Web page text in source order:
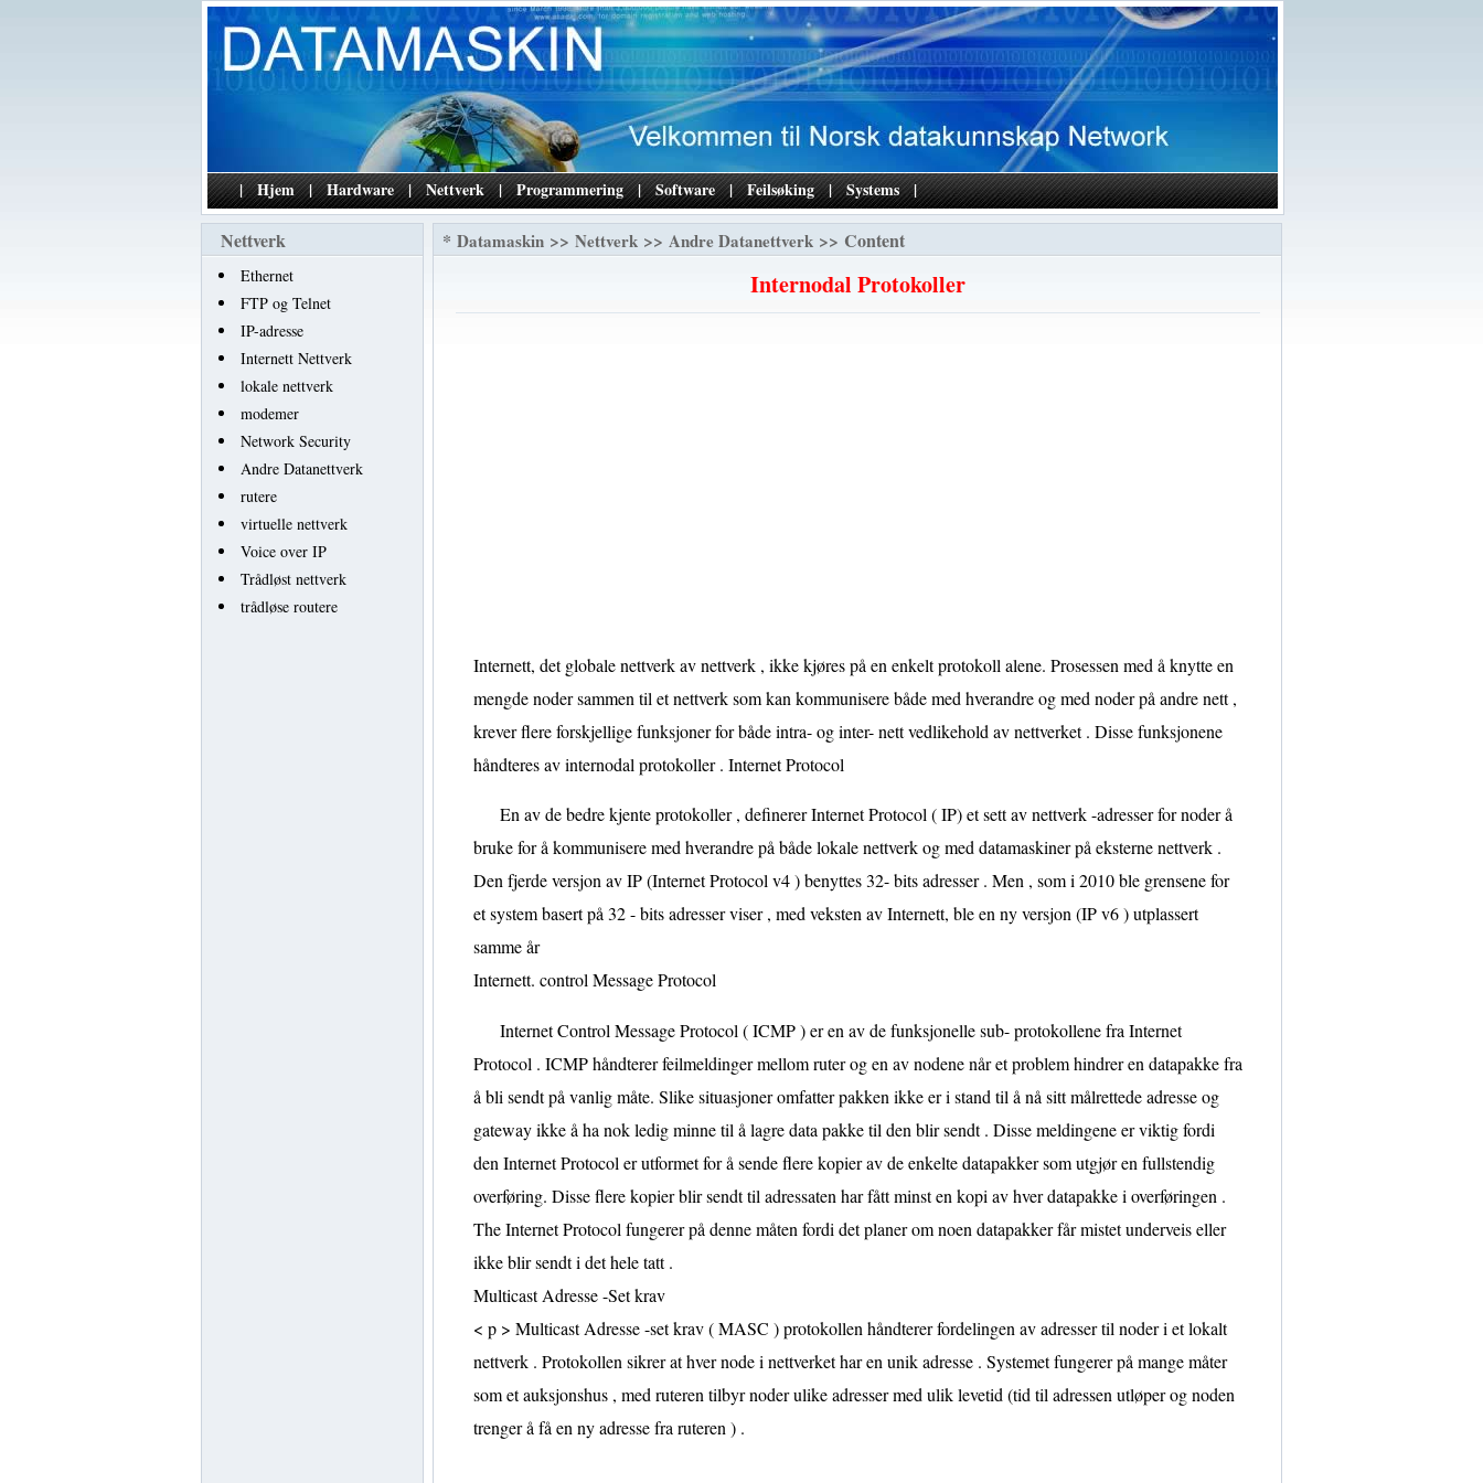
| Hjem | Hardware | Nettverk | Programmering | Software | Feilsøking | Systems |
Nettverk
Ethernet
FTP og Telnet
IP-adresse
Internett Nettverk
lokale nettverk
modemer
Network Security
Andre Datanettverk
rutere
virtuelle nettverk
Voice over IP
Trådløst nettverk
trådløse routere
* Datamaskin >> Nettverk >> Andre Datanettverk >> Content
Internodal Protokoller
Internett, det globale nettverk av nettverk , ikke kjøres på en enkelt protokoll alene. Prosessen med å knytte en
mengde noder sammen til et nettverk som kan kommunisere både med hverandre og med noder på andre nett ,
krever flere forskjellige funksjoner for både intra- og inter- nett vedlikehold av nettverket . Disse funksjonene
håndteres av internodal protokoller . Internet Protocol
En av de bedre kjente protokoller , definerer Internet Protocol ( IP) et sett av nettverk -adresser for noder å
bruke for å kommunisere med hverandre på både lokale nettverk og med datamaskiner på eksterne nettverk .
Den fjerde versjon av IP (Internet Protocol v4 ) benyttes 32- bits adresser . Men , som i 2010 ble grensene for
et system basert på 32 - bits adresser viser , med veksten av Internett, ble en ny versjon (IP v6 ) utplassert
samme år
Internett. control Message Protocol
Internet Control Message Protocol ( ICMP ) er en av de funksjonelle sub- protokollene fra Internet
Protocol . ICMP håndterer feilmeldinger mellom ruter og en av nodene når et problem hindrer en datapakke fra
å bli sendt på vanlig måte. Slike situasjoner omfatter pakken ikke er i stand til å nå sitt målrettede adresse og
gateway ikke å ha nok ledig minne til å lagre data pakke til den blir sendt . Disse meldingene er viktig fordi
den Internet Protocol er utformet for å sende flere kopier av de enkelte datapakker som utgjør en fullstendig
overføring. Disse flere kopier blir sendt til adressaten har fått minst en kopi av hver datapakke i overføringen .
The Internet Protocol fungerer på denne måten fordi det planer om noen datapakker får mistet underveis eller
ikke blir sendt i det hele tatt .
Multicast Adresse -Set krav
< p > Multicast Adresse -set krav ( MASC ) protokollen håndterer fordelingen av adresser til noder i et lokalt
nettverk . Protokollen sikrer at hver node i nettverket har en unik adresse . Systemet fungerer på mange måter
som et auksjonshus , med ruteren tilbyr noder ulike adresser med ulik levetid (tid til adressen utløper og noden
trenger å få en ny adresse fra ruteren ) .